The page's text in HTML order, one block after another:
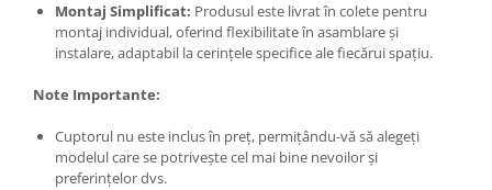
Montaj Simplificat: Produsul este livrat în colete pentru
montaj individual, oferind flexibilitate în asamblare și
instalare, adaptabil la cerințele specifice ale fiecărui spațiu.
Note Importante:
Cuptorul nu este inclus în preț, permițându-vă să alegeți
modelul care se potrivește cel mai bine nevoilor și
preferințelor dvs.